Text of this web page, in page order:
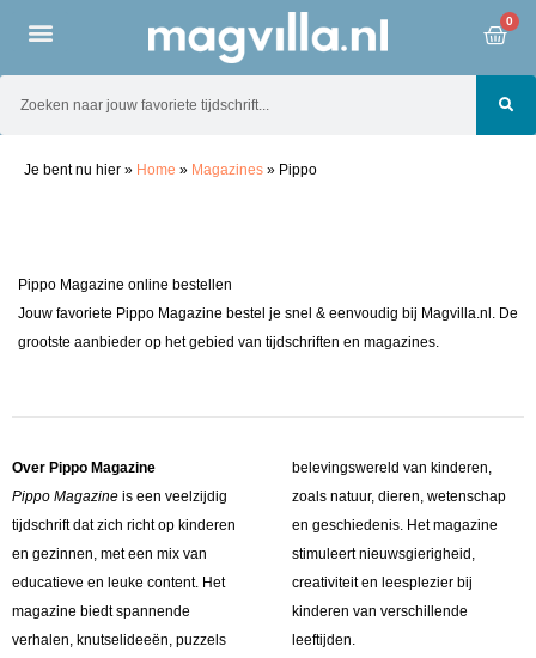
0
Je bent nu hier » Home » Magazines » Pippo
Pippo Magazine online bestellen
Jouw favoriete Pippo Magazine bestel je snel & eenvoudig bij Magvilla.nl. De
grootste aanbieder op het gebied van tijdschriften en magazines.
Over Pippo Magazine
Pippo Magazine is een veelzijdig
tijdschrift dat zich richt op kinderen
en gezinnen, met een mix van
educatieve en leuke content. Het
magazine biedt spannende
verhalen, knutselideeën, puzzels
belevingswereld van kinderen,
zoals natuur, dieren, wetenschap
en geschiedenis. Het magazine
stimuleert nieuwsgierigheid,
creativiteit en leesplezier bij
kinderen van verschillende
leeftijden.